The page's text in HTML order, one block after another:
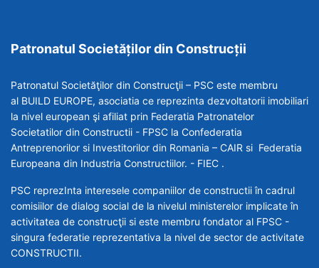
Patronatul Societăților din Construcții
Patronatul Societăţilor din Construcţii – PSC este membru
al BUILD EUROPE, asociatia ce reprezinta dezvoltatorii imobiliari
la nivel european şi afiliat prin Federatia Patronatelor
Societatilor din Constructii - FPSC la Confederatia
Antreprenorilor si Investitorilor din Romania – CAIR si Federatia
Europeana din Industria Constructiilor. - FIEC .
PSC reprezInta interesele companiilor de constructii în cadrul
comisiilor de dialog social de la nivelul ministerelor implicate în
activitatea de construcţii si este membru fondator al FPSC -
singura federatie reprezentativa la nivel de sector de activitate
CONSTRUCTII.